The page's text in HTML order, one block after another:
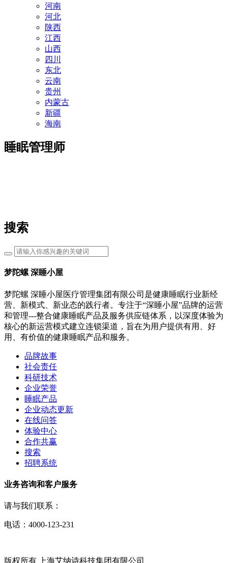
河南
河北
陕西
江西
山西
四川
东北
云南
贵州
内蒙古
新疆
海南
睡眠管理师
搜索
梦陀螺 深睡小屋
梦陀螺 深睡小屋医疗管理集团有限公司是健康睡眠行业新经
营、新模式、新业态的践行者。专注于“深睡小屋”品牌的运营
和管理---整合健康睡眠产品及服务供应链体系，以深度体验为
核心的新运营模式建立连锁渠道，旨在为用户提供有用、好
用、有价值的健康睡眠产品和服务。
品牌故事
社会责任
科研技术
企业荣誉
睡眠产品
企业动态更新
在线问答
体验中心
合作共赢
搜索
招聘系统
业务咨询和客户服务
请与我们联系：
电话：4000-123-231
版权所有 上海艾纳诗科技集团有限公司